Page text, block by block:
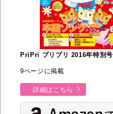
PriPri プリプリ 2016年特別号
9ページに掲載
詳細はこちら